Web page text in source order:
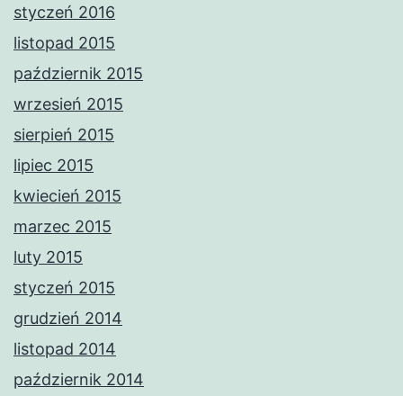
styczeń 2016
listopad 2015
październik 2015
wrzesień 2015
sierpień 2015
lipiec 2015
kwiecień 2015
marzec 2015
luty 2015
styczeń 2015
grudzień 2014
listopad 2014
październik 2014